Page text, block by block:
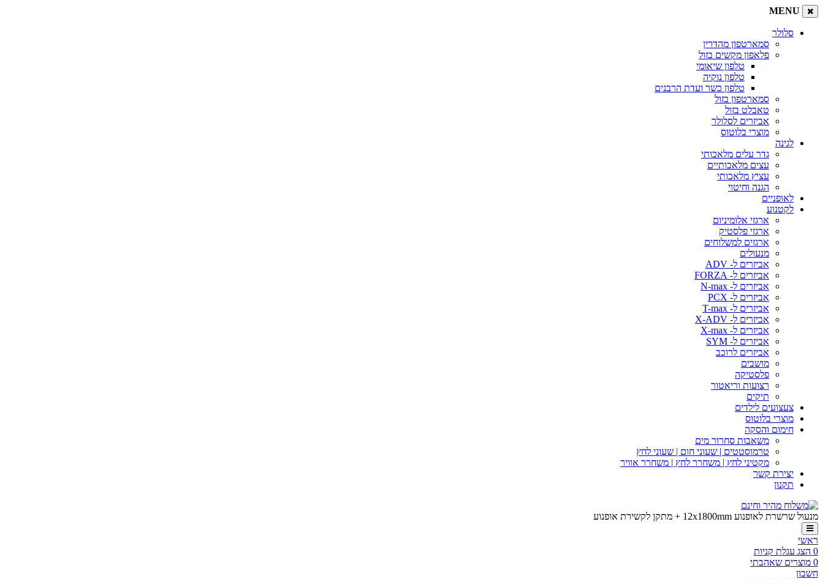
MENU
סלולר
סמארטפון מהדרין
פלאפון מקשים בזול
טלפון שיאומי
טלפון נוקיה
טלפון כשר ועדת הרבנים
סמארטפון בזול
טאבלט בזול
אביזרים לסלולר
מוצרי בלוטוס
לגינה
גדר עלים מלאכותי
עצים מלאכותיים
עציץ מלאכותי
הגנה וחיטוי
לאופניים
לקטנוע
ארגזי אלומיניום
ארגזי פלסטיק
ארגזים למשלוחים
מנעולים
אביזרים ל- ADV
אביזרים ל- FORZA
אביזרים ל- N-max
אביזרים ל- PCX
אביזרים ל- T-max
אביזרים ל- X-ADV
אביזרים ל- X-max
אביזרים ל- SYM
אביזרים לרוכב
מושבים
פלסטיקה
רצועות וריאטור
תיקים
צעצועים לילדים
מוצרי בלוטוס
חימום והסקה
משאבות סחרור מים
טרמוסטטים | שעוני חום | שעוני לחץ
מקטיני לחץ | משחרר לחץ | משחרר אוויר
יצירת קשר
תקנון
מנעול שרשרת לאופנוע 12x1800mm + מתקן לקשירת אופנוע
ראשי
0 הצג עגלת קניות
0 מוצרים שאהבתי
חשבון